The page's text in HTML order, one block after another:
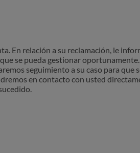
por elñ chat ni por telefono.
En relación a su reclamación, le
se pueda gestionar
seguimiento a su caso para que
en contacto con usted